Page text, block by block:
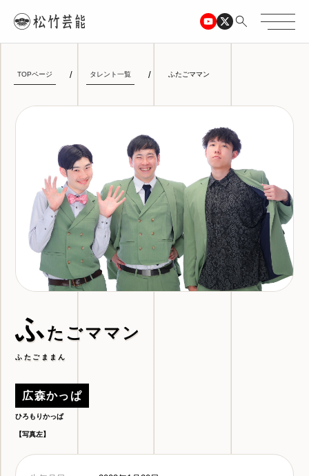
TOPページ タレント一覧 ふたごママン
ふたごママン
ふたごままん
広森かっぱ
ひろもりかっぱ
【写真左】